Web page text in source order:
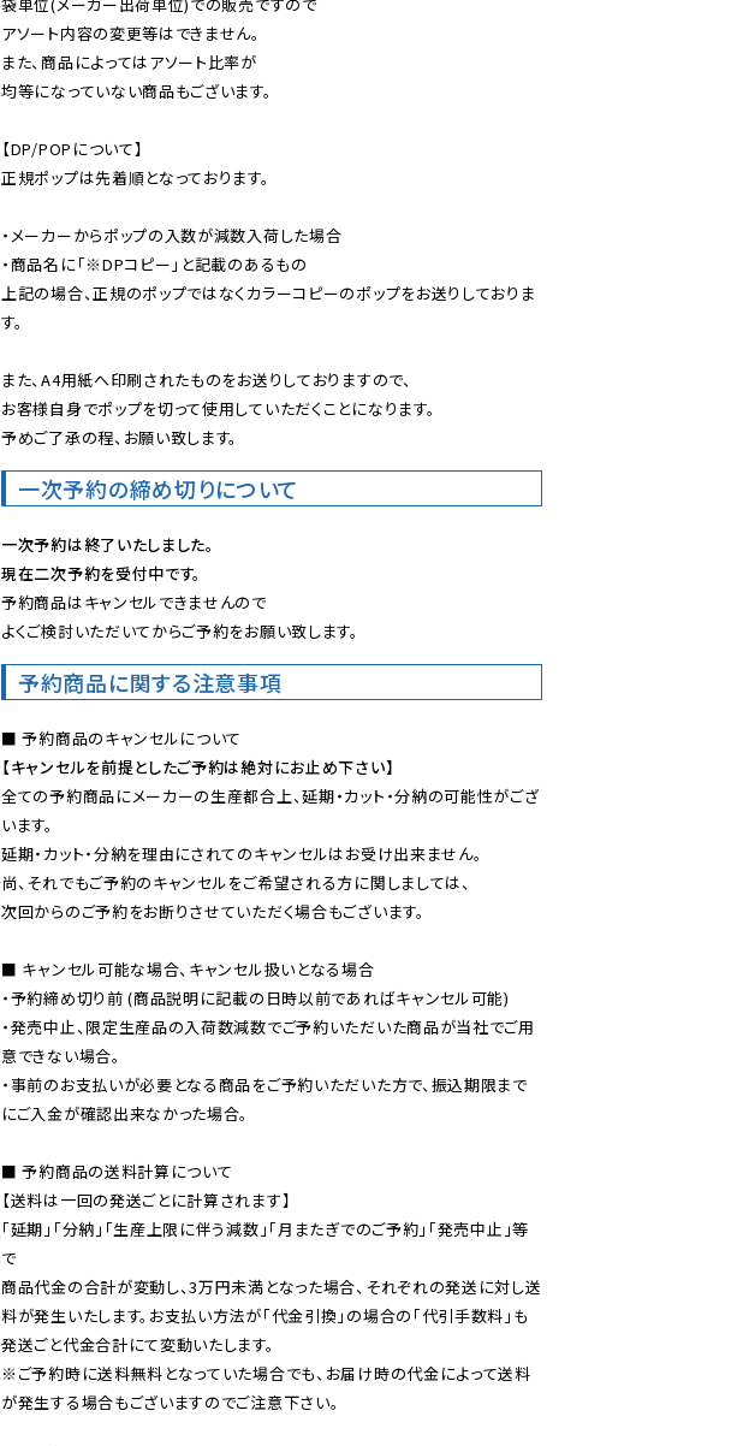
アソート内容の変更等はできません。
また、商品によってはアソート比率が
均等になっていない商品もございます。
【DP/POPについて】
正規ポップは先着順となっております。
・メーカーからポップの入数が減数入荷した場合
・商品名に「※DPコピー」と記載のあるもの
上記の場合、正規のポップではなくカラーコピーのポップをお送りしておりま
す。
また、A4用紙へ印刷されたものをお送りしておりますので、
お客様自身でポップを切って使用していただくことになります。
予めご了承の程、お願い致します。
一次予約の締め切りについて
一次予約は終了いたしました。
現在二次予約を受付中です。
予約商品はキャンセルできませんので
よくご検討いただいてからご予約をお願い致します。
予約商品に関する注意事項
【キャンセルを前提としたご予約は絶対にお止め下さい】
全ての予約商品にメーカーの生産都合上、延期・カット・分納の可能性がござ
います。
延期・カット・分納を理由にされてのキャンセルはお受け出来ません。
尚、それでもご予約のキャンセルをご希望される方に関しましては、
次回からのご予約をお断りさせていただく場合もございます。
■ キャンセル可能な場合、キャンセル扱いとなる場合
・予約締め切り前 (商品説明に記載の日時以前であればキャンセル可能)
・発売中止、限定生産品の入荷数減数でご予約いただいた商品が当社でご用
意できない場合。
・事前のお支払いが必要となる商品をご予約いただいた方で、振込期限まで
にご入金が確認出来なかった場合。
■ 予約商品の送料計算について
【送料は一回の発送ごとに計算されます】
「延期」「分納」「生産上限に伴う減数」「月またぎでのご予約」「発売中止」等
で
商品代金の合計が変動し、3万円未満となった場合、それぞれの発送に対し送
料が発生いたします。お支払い方法が「代金引換」の場合の「代引手数料」も
※ご予約時に送料無料となっていた場合でも、お届け時の代金によって送料
が発生する場合もございますのでご注意下さい。